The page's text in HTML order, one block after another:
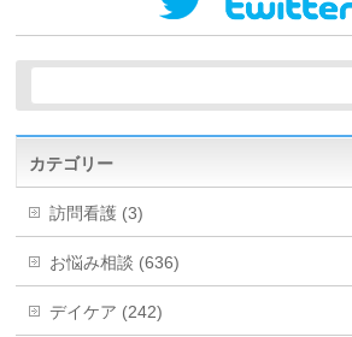
カテゴリー
訪問看護 (3)
お悩み相談 (636)
デイケア (242)